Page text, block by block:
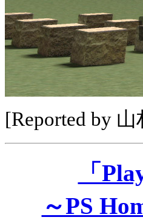
[Reported by
「
～PS